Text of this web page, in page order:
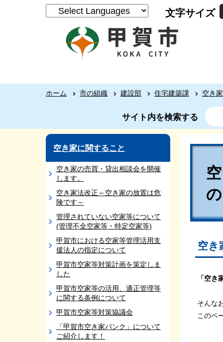
文字サイズ
ホーム 市の組織 建設部 住宅建築課 空き
サイト内を検索する
空き家に関すること
空き家の売買・貸出相談会を開催
します。
空き家法改正～空き家の放置は危
険です～
管理されていない空家等について
(管理不全空家等・特定空家等)
甲賀市における空家等管理活用支
援法人の指定について
甲賀市空家等対策計画を策定しま
した
甲賀市空家等の活用、適正管理等
に関する条例について
甲賀市空家等対策協議会
「甲賀市空き家バンク」について
ご紹介します！
空き
「空
そんな
このペ